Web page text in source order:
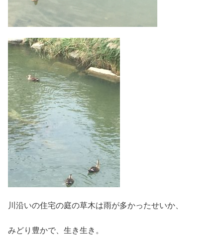
川沿いの住宅の庭の草木は雨が多かったせいか、
みどり豊かで、生き生き。